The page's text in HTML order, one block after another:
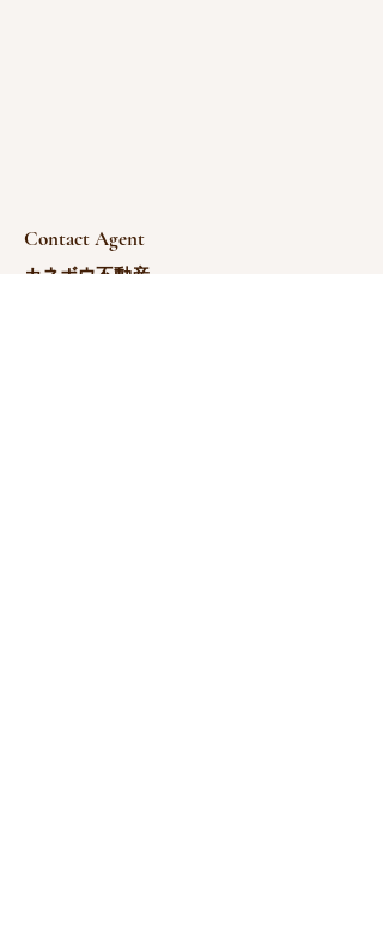
Contact Agent
カネボウ不動産